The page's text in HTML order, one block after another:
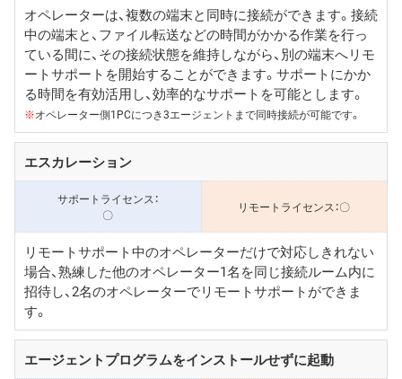
オペレーターは、複数の端末と同時に接続ができます。接続
中の端末と、ファイル転送などの時間がかかる作業を行っ
ている間に、その接続状態を維持しながら、別の端末へリモ
ートサポートを開始することができます。サポートにかか
る時間を有効活用し、効率的なサポートを可能とします。
※オペレーター側1PCにつき3エージェントまで同時接続が可能です。
エスカレーション
〇 〇
リモートサポート中のオペレーターだけで対応しきれない
場合、熟練した他のオペレーター1名を同じ接続ルーム内に
招待し、2名のオペレーターでリモートサポートができま
す。
エージェントプログラムをインストールせずに起動